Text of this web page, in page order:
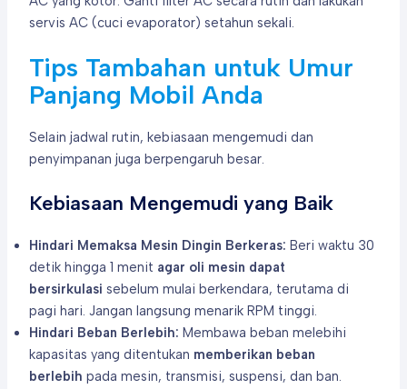
servis AC (cuci evaporator) setahun sekali.
Tips Tambahan untuk Umur
Panjang Mobil Anda
Selain jadwal rutin, kebiasaan mengemudi dan
penyimpanan juga berpengaruh besar.
Kebiasaan Mengemudi yang Baik
Hindari Memaksa Mesin Dingin Berkeras: Beri waktu 30
detik hingga 1 menit agar oli mesin dapat
bersirkulasi sebelum mulai berkendara, terutama di
pagi hari. Jangan langsung menarik RPM tinggi.
Hindari Beban Berlebih: Membawa beban melebihi
kapasitas yang ditentukan memberikan beban
berlebih pada mesin, transmisi, suspensi, dan ban.